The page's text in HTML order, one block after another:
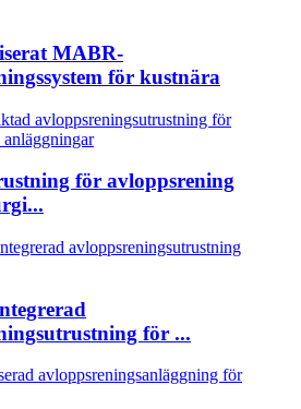
MABR-
för kustnära
för avloppsrening
för ...